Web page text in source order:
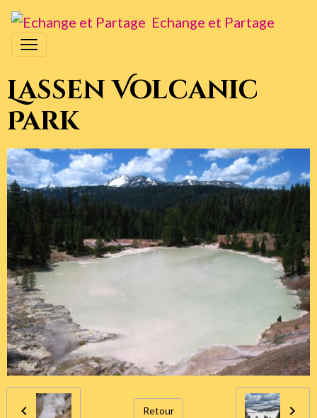
Echange et Partage
Lassen Volcanic
Park
Retour